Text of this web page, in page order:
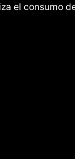
el consumo